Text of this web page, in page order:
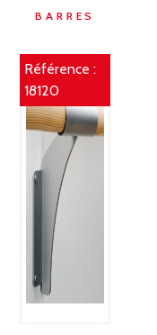
BARRES
Référence :
18120